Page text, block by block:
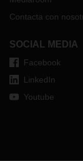
Contacta con
SOCIAL MEDIA
Facebook
LinkedIn
Youtube